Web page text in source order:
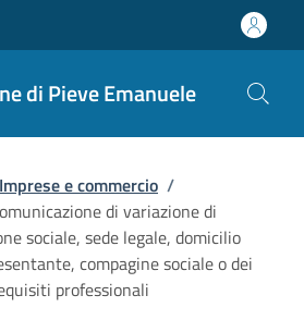
di Pieve Emanuele
Imprese e commercio /
di variazione di
sociale, sede legale, domicilio
compagine sociale o dei
professionali